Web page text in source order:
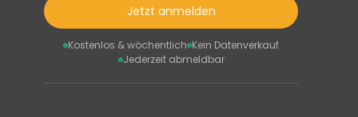
Jetzt anmelden
Kostenlos & wöchentlich Kein Datenverkauf
Jederzeit abmeldbar